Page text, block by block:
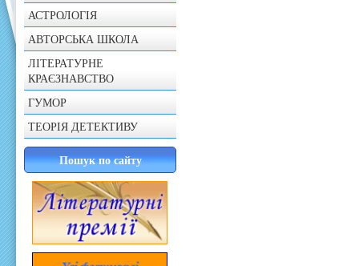
АСТРОЛОГІЯ
АВТОРСЬКА ШКОЛА
ЛІТЕРАТУРНЕ
КРАЄЗНАВСТВО
ГУМОР
ТЕОРІЯ ДЕТЕКТИВУ